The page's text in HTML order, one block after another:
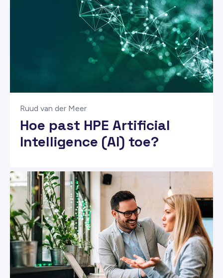
Ruud van der Meer
Hoe past HPE Artificial
Intelligence (AI) toe?